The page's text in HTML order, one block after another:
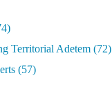
Territorial Adetem (72)
(57)